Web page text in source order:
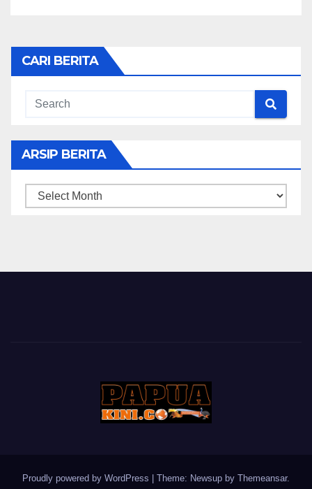
CARI BERITA
ARSIP BERITA
ARSIP
Proudly powered by WordPress Theme: Newsup by Themeansar.